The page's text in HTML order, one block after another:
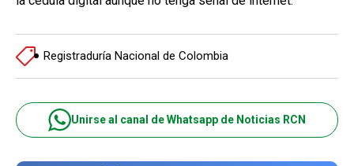
Registraduría Nacional de Colombia
Unirse al canal de Whatsapp de Noticias RCN